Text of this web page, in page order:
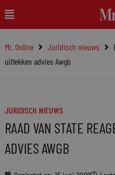
naar
inhoud
Main
Menu
Mr. Online Juridisch nieuws
uitlekken advies Awgb
JURIDISCH NIEUWS
RAAD VAN STATE
ADVIES AWGB